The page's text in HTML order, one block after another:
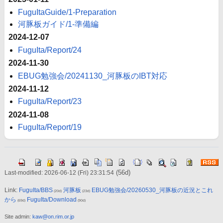
FuguItaGuide/1-Preparation
河豚板ガイド/1-準備編
2024-12-07
FuguIta/Report/24
2024-11-30
EBUG勉強会/20241130_河豚板のIBT対応
2024-11-12
FuguIta/Report/23
2024-11-08
FuguIta/Report/19
Last-modified: 2026-06-12 (Fri) 23:31:54(56d)
Link: FuguIta/BBS(20d) 河豚板 (23d) EBUG勉強会/20260530_河豚板の近況とこれ
から (69d) FuguIta/Download (90d)
Site admin: kaw@on.rim.or.jp